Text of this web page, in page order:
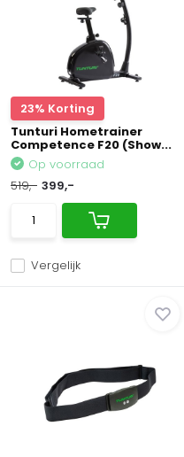
23% Korting
Tunturi Hometrainer
Competence F20 (Show...
Vergelijk
Op voorraad
519,- 399,-